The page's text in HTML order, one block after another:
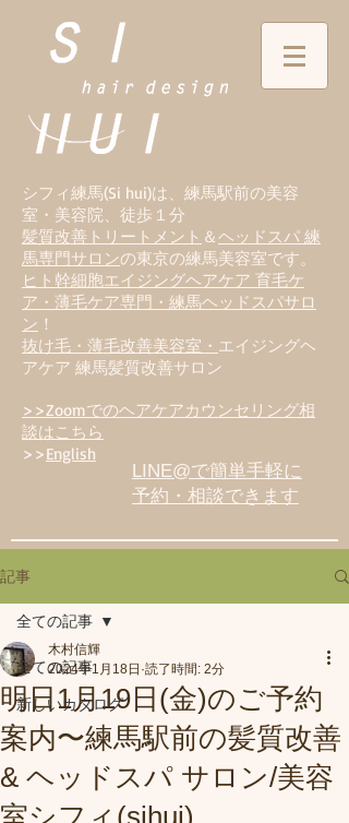
シフィ練馬(Si hui)は、 練馬駅前の美容
室・美容院、徒歩１分
髪質改善トリートメント ＆ヘッドスパ 練
馬専門サロンの東京の練馬美容室です。
ヒト幹細胞エイジングヘアケア 育毛ケ
ア・薄毛ケア専門・練馬ヘッドスパサロ
ン ！
抜け毛・薄毛改善美容室・ エイジングヘ
アケア 練馬髪質改善サロン
>>Zoomでのヘアケアカウンセリング相
談はこちら
>>English
LINE@で簡単手軽に
予約・相談できます
記事
全ての記事
新しいカタログ
全ての記事
明日1月19日(金)のご予約
案内〜練馬駅前の髪質改善
& ヘッドスパ サロン/美容
室シフィ(sihui)
木村信輝
2024年1月18日 読了時間: 2分